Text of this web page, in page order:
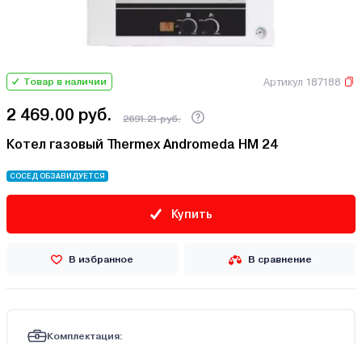
Товар в наличии Артикул 187188
2 469.00 руб. 2691.21 руб.
Котел газовый Thermex Andromeda HM 24
СОСЕД ОБЗАВИДУЕТСЯ
Купить
В избранное В сравнение
Комплектация: